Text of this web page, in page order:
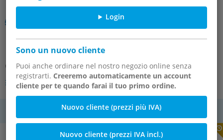
Login
Sono un nuovo cliente
Puoi anche ordinare nel nostro negozio online senza
registrarti. Creeremo automaticamente un account
cliente per te quando farai il tuo primo ordine.
Nuovo cliente (prezzi più IVA)
Nuovo cliente (prezzi IVA incl.)
KT-VEX1500 PILOTVENTIL-SET
Codice articolo: OT-SMC151087
Altre versioni dell'articolo